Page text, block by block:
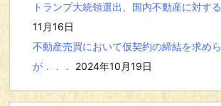
トランプ大統領選出、国内不動産に対す
11月16日
不動産売買において仮契約の締結を求め
が．．．
2024年10月19日